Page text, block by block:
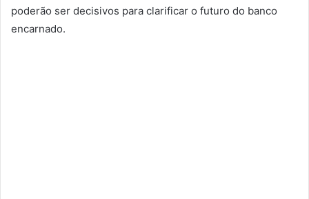
poderão ser decisivos para clarificar o futuro do banco
encarnado.